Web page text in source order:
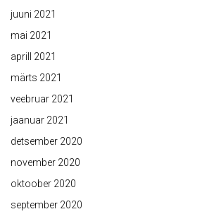
juuni 2021
mai 2021
aprill 2021
märts 2021
veebruar 2021
jaanuar 2021
detsember 2020
november 2020
oktoober 2020
september 2020